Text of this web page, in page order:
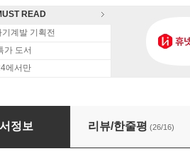
READ
계발 기획전
가 도서
에서만
학 3 (리커버 에디션)
정보 리뷰/한줄평 (26/16)